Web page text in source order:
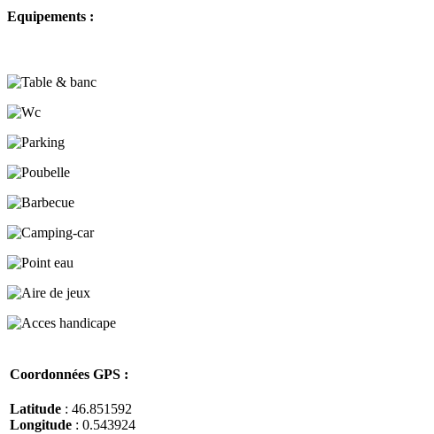
Equipements :
Coordonnées GPS :
Latitude : 46.851592
Longitude : 0.543924